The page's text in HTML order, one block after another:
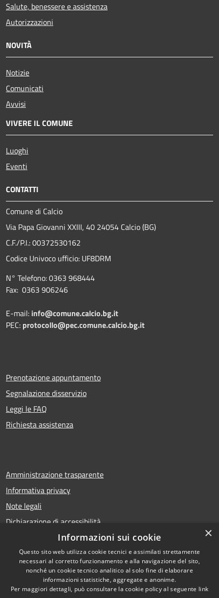
Salute, benessere e assistenza
Autorizzazioni
NOVITÀ
Notizie
Comunicati
Avvisi
VIVERE IL COMUNE
Luoghi
Eventi
CONTATTI
Comune di Calcio
Via Papa Giovanni XXIII, 40 24054 Calcio (BG)
C.F./P.I.: 00372530162
Codice Univoco ufficio: UF8DRM
N° Telefono: 0363 968444
Fax: 0363 906246
E-mail: info@comune.calcio.bg.it
PEC: protocollo@pec.comune.calcio.bg.it
Prenotazione appuntamento
Segnalazione disservizio
Leggi le FAQ
Richiesta assistenza
Amministrazione trasparente
Informativa privacy
Note legali
Dichiarazione di accessibilità
RSS
Accessibilità
Privacy
Copyright © 2026 • Comune di
Calcio • Powered by
Municipium•Accesso
×
Informazioni sui cookie
Questo sito web utilizza cookie tecnici e assimilati strettamente
necessari al corretto funzionamento e alla navigazione del sito,
nonché un cookie tecnico analitico al solo fine di elaborare
informazioni statistiche, aggregate e anonime.
Per maggiori dettagli, può consultare la cookie policy al seguente link